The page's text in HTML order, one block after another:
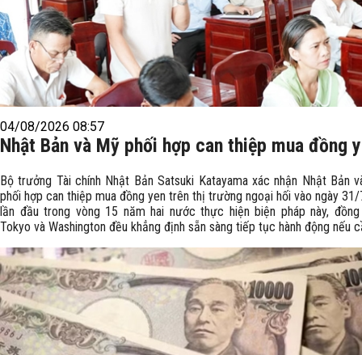
04/08/2026 08:57
Nhật Bản và Mỹ phối hợp can thiệp mua đồng
Bộ trưởng Tài chính Nhật Bản Satsuki Katayama xác nhận Nhật Bản
phối hợp can thiệp mua đồng yen trên thị trường ngoại hối vào ngày 31/
lần đầu trong vòng 15 năm hai nước thực hiện biện pháp này,
Tokyo và Washington đều khẳng định sẵn sàng tiếp tục hành động nếu